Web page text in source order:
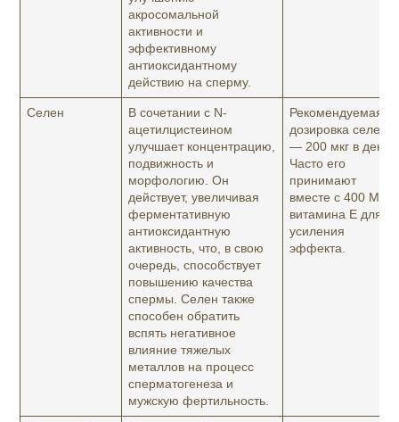
акросомальной
активности и
эффективному
антиоксидантному
действию на сперму.
Селен
В сочетании с N-
ацетилцистеином
улучшает концентрацию,
подвижность и
морфологию. Он
действует, увеличивая
ферментативную
антиоксидантную
активность, что, в свою
очередь, способствует
повышению качества
спермы. Селен также
способен обратить
вспять негативное
влияние тяжелых
металлов на процесс
сперматогенеза и
мужскую фертильность.
Рекомендуемая
дозировка селена
— 200 мкг в день.
Часто его
принимают
вместе с 400 МЕ
витамина E для
усиления
эффекта.